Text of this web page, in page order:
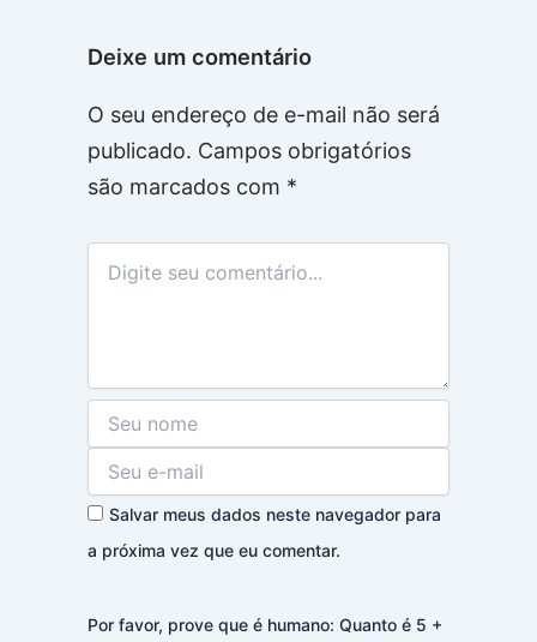
Deixe um comentário
O seu endereço de e-mail não será
publicado. Campos obrigatórios
são marcados com *
Salvar meus dados neste navegador para
a próxima vez que eu comentar.
Por favor, prove que é humano: Quanto é 5 +